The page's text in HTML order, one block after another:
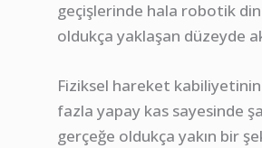
geçişlerinde hala robotik
oldukça yaklaşan düzeyde
Fiziksel hareket kabiliyetinin
fazla yapay kas sayesinde
gerçeğe oldukça yakın bir